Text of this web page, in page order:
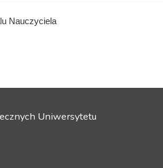
Nauczyciela
Uniwersytetu